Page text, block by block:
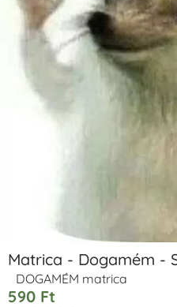
Matrica - Dogamém -
DOGAMÉM matrica
590 Ft